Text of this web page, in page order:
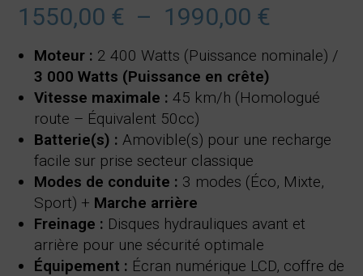
1550,00 € – 1990,00 €
à
Moteur : 2 400 Watts (Puissance nominale) /
3 000 Watts (Puissance en crête)
Vitesse maximale : 45 km/h (Homologué
route – Équivalent 50cc)
Batterie(s) : Amovible(s) pour une recharge
facile sur prise secteur classique
Modes de conduite : 3 modes (Éco, Mixte,
Sport) + Marche arrière
Freinage : Disques hydrauliques avant et
arrière pour une sécurité optimale
Équipement : Écran numérique LCD, coffre de